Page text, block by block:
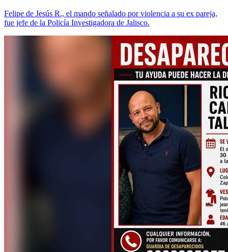
Felipe de Jesús R., el mando señalado por violencia a su ex pareja,
fue jefe de la Policía Investigadora de Jalisco.